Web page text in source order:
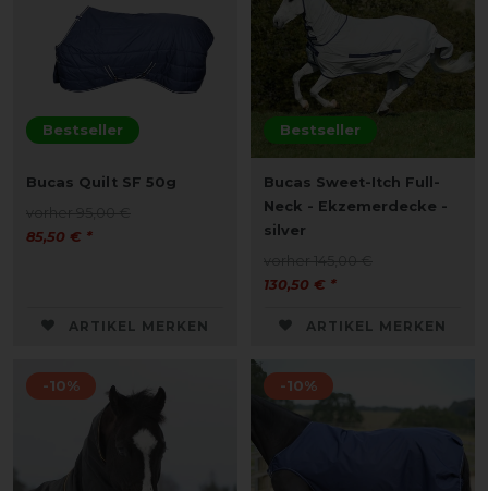
Bestseller
Bucas Quilt SF 50g
85,50 € *
ARTIKEL MERKEN
Bestseller
Bucas Sweet-Itch Full-
Neck - Ekzemerdecke -
silver
130,50 € *
ARTIKEL MERKEN
-10% -10%